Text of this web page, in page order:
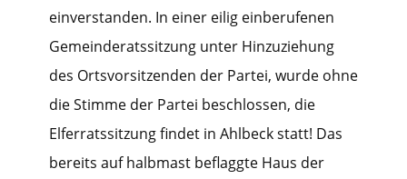
einverstanden. In einer eilig einberufenen
Gemeinderatssitzung unter Hinzuziehung
des Ortsvorsitzenden der Partei, wurde ohne
die Stimme der Partei beschlossen, die
Elferratssitzung findet in Ahlbeck statt! Das
bereits auf halbmast beflaggte Haus der